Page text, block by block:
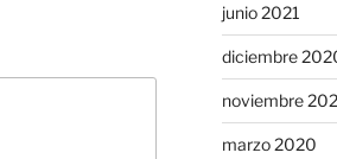
junio 2021
diciembre
noviembre
marzo 2020